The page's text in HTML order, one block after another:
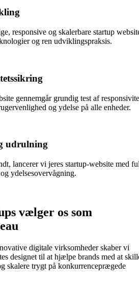
responsive og skalerbare startup
og ren udviklingspraksis.
gennemgår grundig test af
og ydelse på alle enheder.
udrulning
lancerer vi jeres startup-website med
ydelsesovervågning.
vælger os som
digitale virksomheder skaber vi
designet til at hjælpe brands med at
skalere trygt på konkurrenceprægede